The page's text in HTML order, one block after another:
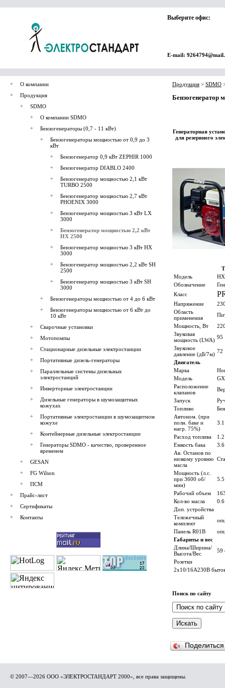
Выберите офис:
E-mail:
О компании
Продукция
SDMO
О компании SDMO
Бензогенераторы (0,7 - 11 кВт)
Бензогенераторы мощностью от 0,9 до 3
кВт
Бензогенератор 0,9 кВт ZEPHIR 1000
Бензогенератор DIABLO 2400
Бензогенератор мощностью 2,1 кВт
TURBO 2500
Бензогенератор мощностью 2,7 кВт
PHOENIX 3000
Бензогенератор мощностью 3 кВт LX
3000
Бензогенератор мощностью 2,2 кВт
HX 2500
Бензогенератор мощностью 3 кВт HX
3000
Бензогенератор мощностью 2,2 кВт SH
2500
Бензогенератор мощностью 3 кВт SH
3000
Бензогенераторы мощностью от 4 до 6 кВт
Бензогенераторы мощностью от 6 кВт до
10 кВт
Сварочные установки
Мотопомпы
Стационарные дизельные электростанции
Портативные дизель-генераторы
Параллельные системы дизельных
электростанций
Инверторные электростанции
Дизельные генераторы в шумозащитных
кожухах
Портативные электростанции в шумозащитном
кожухе
Контейнерные дизельные электростанции
Генераторы SDMO - качество, проверенное
временем
GESAN
FG Wilson
ПСМ
Прайс-лист
Сертификаты
Контакты
Продукция > SDMO
Бензогенератор
Генераторная
для резервного
Модель
Обозначение
Класс
Напряжение
Область
применения
Мощность, Вт
Звуковая
мощность (LWA) 95
Звуковое
давление (дБ/7м) 72
Двигатель
Марка
Модель
Расположение
клапанов
Запуск
Топливо
Автоном. (при
полн. баке и
нагр. 75%)
Расход топлива
Емкость бака
3.6
Ав. Останов по
низкому уровню
масла
Мощность (л.с.
при 3600 об/
мин)
5.5
Рабочий объем
Кол-во масла
0.6
Доп. устройства
Тележечный
комплект
Панель R01B
Габариты и вес
Длина/Ширина/
Высота/Вес
59
Розетки
2x10/16A230В
Поиск по сайту
© 2007—2026 ООО «ЭЛЕКТРОСТАНДАРТ 2000», все права защищены.